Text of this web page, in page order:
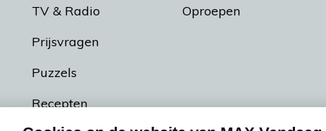
TV & Radio
Prijsvragen
Puzzels
Recepten
Oproepen